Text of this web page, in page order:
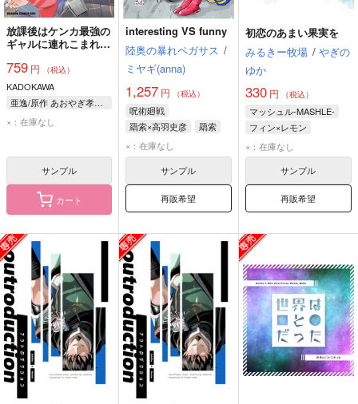
放課後はケンカ最強の
ギャルに連れこまれる
れて、僕も最強に!? 2
759 円 （税込）
KADOKAWA
亜逸/原作 あおやぎ孝夫/作画 kakao/キャラクター原案
×：在庫なし
サンプル
カート
interesting VS funny
陸奥の暴れペガサス /
ミヤギ(anna)
1,257 円 （税込）
呪術廻戦
羂索×高羽史彦
羂索
高羽史彦
×：在庫なし
サンプル
再販希望
初恋のあまい果実を
みるきー牧場 / やぎの
ゆか
330円 （税込）
マッシュル-MASHLE-
フィン×レモン
フィン・エイムズ
レモン・アーヴィン
×：在庫なし
サンプル
再販希望